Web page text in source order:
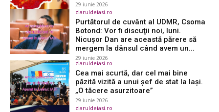
29 iunie 2026
ziaruldeiasi.ro
Purtătorul de cuvânt al UDMR, Csoma
Botond: Vor fi discuţii noi, luni.
Nicuşor Dan are această părere să
mergem la dânsul când avem un...
29 iunie 2026
ziaruldeiasi.ro
Cea mai scurtă, dar cel mai bine
păzită vizită a unui șef de stat la Iași.
„O tăcere asurzitoare”
29 iunie 2026
ziaruldeiasi.ro